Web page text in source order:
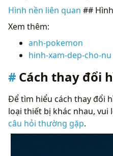
Hình nền liên quan ##
Xem thêm:
anh-pokemon
hinh-xam-dep-cho-nu
Cách thay đổi
Để tìm hiểu cách thay đổi
loại thiết bị khác nhau, vui
câu hỏi thường gặp.